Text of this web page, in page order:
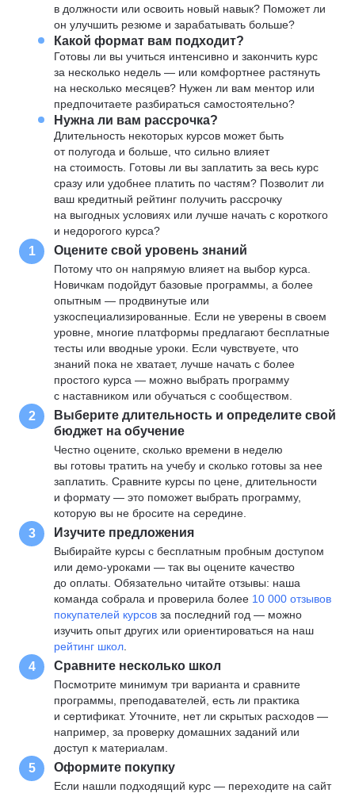
в должности или освоить новый навык? Поможет ли
он улучшить резюме и зарабатывать больше?
Какой формат вам подходит?
Готовы ли вы учиться интенсивно и закончить курс
за несколько недель — или комфортнее растянуть
на несколько месяцев? Нужен ли вам ментор или
предпочитаете разбираться самостоятельно?
Нужна ли вам рассрочка?
Длительность некоторых курсов может быть
от полугода и больше, что сильно влияет
на стоимость. Готовы ли вы заплатить за весь курс
сразу или удобнее платить по частям? Позволит ли
ваш кредитный рейтинг получить рассрочку
на выгодных условиях или лучше начать с короткого
и недорогого курса?
1 Оцените свой уровень знаний
Потому что он напрямую влияет на выбор курса.
Новичкам подойдут базовые программы, а более
опытным — продвинутые или
узкоспециализированные. Если не уверены в своем
уровне, многие платформы предлагают бесплатные
тесты или вводные уроки. Если чувствуете, что
знаний пока не хватает, лучше начать с более
простого курса — можно выбрать программу
с наставником или обучаться с сообществом.
2
Выберите длительность и определите свой
бюджет на обучение
Честно оцените, сколько времени в неделю
вы готовы тратить на учебу и сколько готовы за нее
заплатить. Сравните курсы по цене, длительности
и формату — это поможет выбрать программу,
которую вы не бросите на середине.
3 Изучите предложения
Выбирайте курсы с бесплатным пробным доступом
или демо-уроками — так вы оцените качество
до оплаты. Обязательно читайте отзывы: наша
команда собрала и проверила более 10 000 отзывов
покупателей курсов за последний год — можно
изучить опыт других или ориентироваться на наш
рейтинг школ
4 Сравните несколько школ
Посмотрите минимум три варианта и сравните
программы, преподавателей, есть ли практика
и сертификат. Уточните, нет ли скрытых расходов —
например, за проверку домашних заданий или
доступ к материалам.
5 Оформите покупку
Если нашли подходящий курс — переходите на сайт